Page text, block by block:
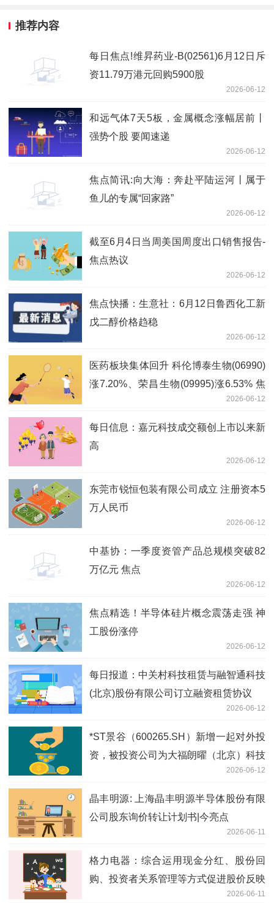
推荐内容
每日焦点!维昇药业-B(02561)6月12日斥
资11.79万港元回购5900股
2026-06-12
和远气体7天5板，金属概念涨幅居前丨
强势个股 要闻速递
2026-06-12
焦点简讯:向大海：奔赴平陆运河丨属于
鱼儿的专属“回家路”
2026-06-12
截至6月4日当周美国周度出口销售报告-
焦点热议
2026-06-12
焦点快播：生意社：6月12日鲁西化工新
戊二醇价格趋稳
2026-06-12
医药板块集体回升 科伦博泰生物(06990)
涨7.20%、荣昌生物(09995)涨6.53% 焦
2026-06-12
每日信息：嘉元科技成交额创上市以来新
高
2026-06-12
东莞市锐恒包装有限公司成立 注册资本5
万人民币
2026-06-12
中基协：一季度资管产品总规模突破82
万亿元 焦点
2026-06-12
焦点精选！半导体硅片概念震荡走强 神
工股份涨停
2026-06-12
每日报道：中关村科技租赁与融智通科技
(北京)股份有限公司订立融资租赁协议
2026-06-12
*ST景谷（600265.SH）新增一起对外投
资，被投资公司为大福朗曜（北京）科技
2026-06-12
晶丰明源: 上海晶丰明源半导体股份有限
公司股东询价转让计划书|今亮点
2026-06-11
格力电器：综合运用现金分红、股份回
购、投资者关系管理等方式促进股价反映
2026-06-11